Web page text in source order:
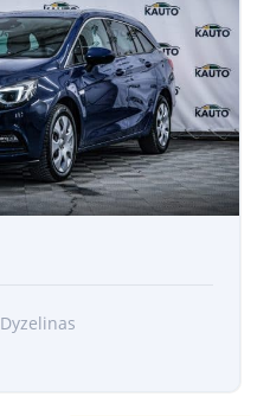
Dyzelinas